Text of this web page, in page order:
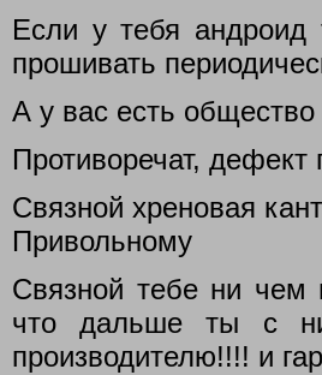
Если у тебя андроид
прошивать
А у вас есть
Противоречат, дефект
Связной хреновая
Привольному
Связной тебе ни чем
что дальше ты с
производителю!!!! и